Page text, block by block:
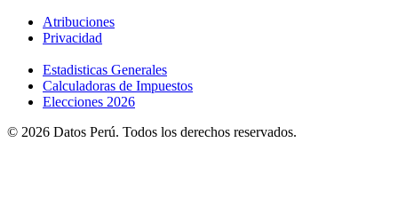
Atribuciones
Privacidad
Estadisticas Generales
Calculadoras de Impuestos
Elecciones 2026
© 2026 Datos Perú. Todos los derechos reservados.